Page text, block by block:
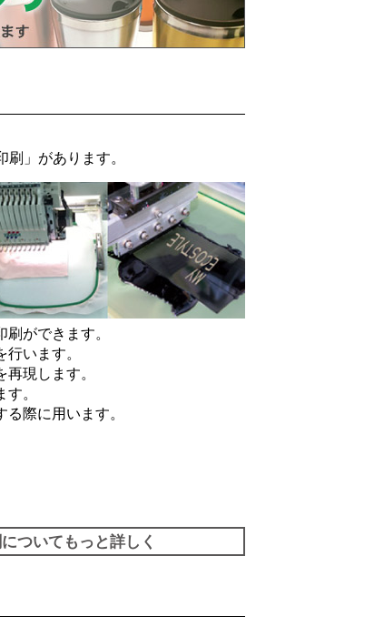
刷 」があります。
ができます。
います。
現します。
。
際に用います。
ついてもっと詳しく